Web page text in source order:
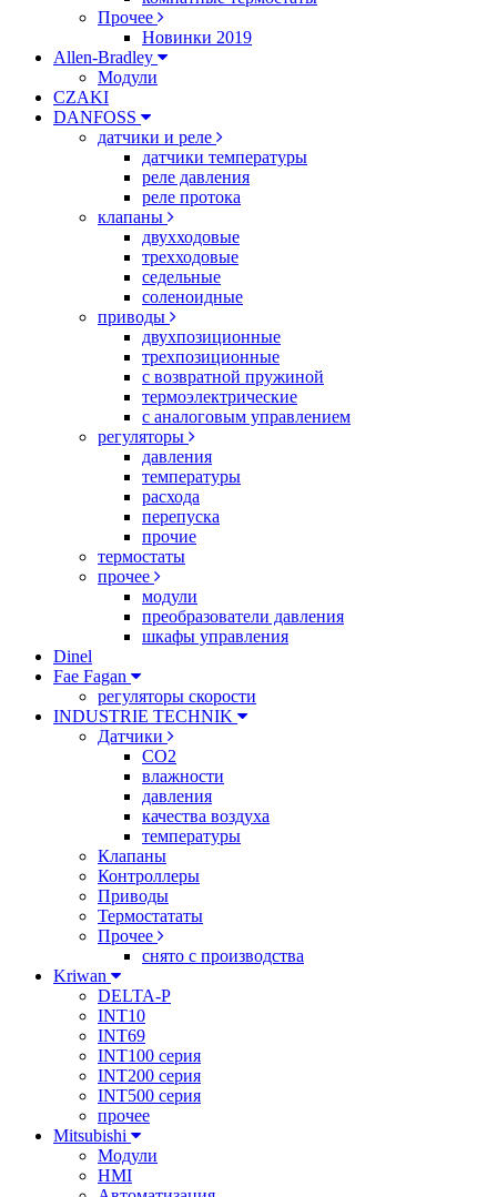
Прочее
Новинки 2019
Allen-Bradley
Модули
CZAKI
DANFOSS
датчики и реле
датчики температуры
реле давления
реле протока
клапаны
двухходовые
трехходовые
седельные
соленоидные
приводы
двухпозиционные
трехпозиционные
с возвратной пружиной
термоэлектрические
с аналоговым управлением
регуляторы
давления
температуры
расхода
перепуска
прочие
термостаты
прочее
модули
преобразователи давления
шкафы управления
Dinel
Fae Fagan
регуляторы скорости
INDUSTRIE TECHNIK
Датчики
CO2
влажности
давления
качества воздуха
температуры
Клапаны
Контроллеры
Приводы
Термостататы
Прочее
снято с производства
Kriwan
DELTA-P
INT10
INT69
INT100 серия
INT200 серия
INT500 серия
прочее
Mitsubishi
Модули
HMI